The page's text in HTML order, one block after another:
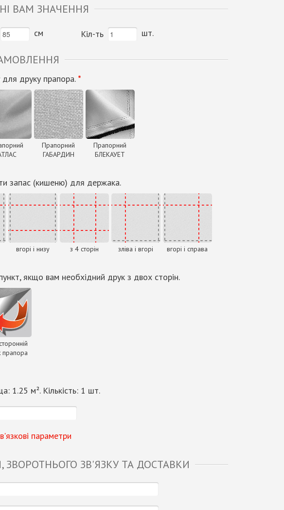
ВАМ ЗНАЧЕННЯ
см Кіл-ть шт.
для друку прапора. *
Прапорний
ГАБАРДИН
Прапорний
БЛЕКАУЕТ
запас (кишеню) для держака.
вгорі і низу з 4 сторін зліва і вгорі вгорі і справа
якщо вам необхідний друк з двох сторін.
прапора
1.25 м². Кількість: 1 шт.
параметри
ЗВ'ЯЗКУ ТА ДОСТАВКИ